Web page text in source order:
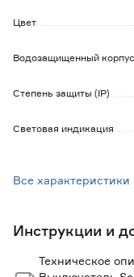
Цвет
Водозащищенный корпус
Степень защиты (IP)
Световая индикация
Страна производства
Вес брутто (кг)
Все характеристики
Инструкции и
Техническое